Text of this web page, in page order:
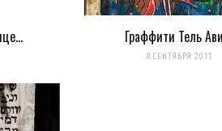
и адрес сайта в этом браузере для
комментариях по email.
записях почтой.
Граффити Тель
8 СЕНТЯБРЯ 2011